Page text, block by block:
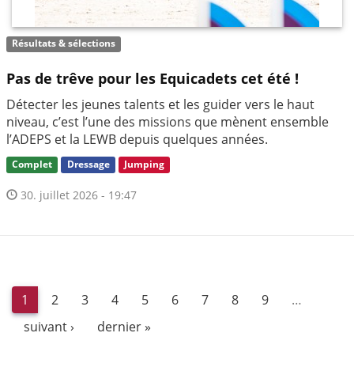
Résultats & sélections
Pas de trêve pour les Equicadets cet été !
Détecter les jeunes talents et les guider vers le haut
niveau, c’est l’une des missions que mènent ensemble
l’ADEPS et la LEWB depuis quelques années.
Complet Dressage Jumping
30. juillet 2026 - 19:47
1 2 3 4 5 6 7 8 9
…
suivant ›
dernier »